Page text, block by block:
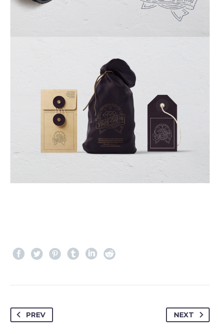
PREV NEXT